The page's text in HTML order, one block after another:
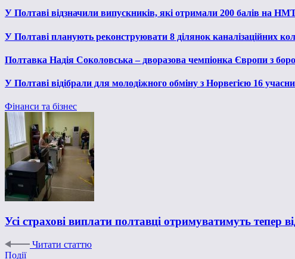
У Полтаві відзначили випускників, які отримали 200 балів на
У Полтаві планують реконструювати 8 ділянок каналізаційних
Полтавка Надія Соколовська – дворазова чемпіонка Європи з
У Полтаві відібрали для молодіжного обміну з Норвегією 16
Фінанси та бізнес
Усі страхові виплати полтавці отримуватимуть тепер
Читати статтю
Події